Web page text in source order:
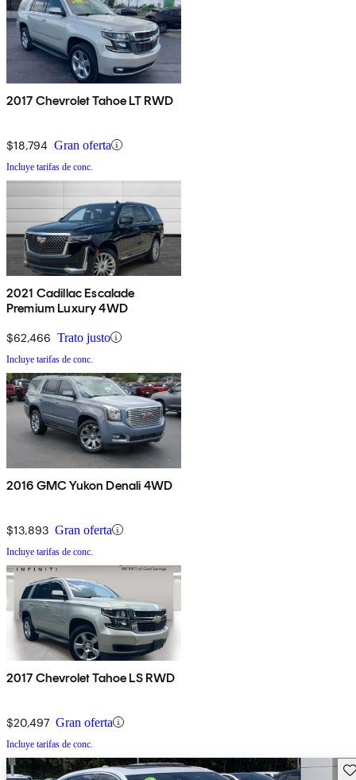
2017 Chevrolet Tahoe LT RWD
$18,794 Gran oferta
Incluye tarifas de conc.
2021 Cadillac Escalade
Premium Luxury 4WD
$62,466 Trato justo
Incluye tarifas de conc.
2016 GMC Yukon Denali 4WD
$13,893 Gran oferta
Incluye tarifas de conc.
2017 Chevrolet Tahoe LS RWD
$20,497 Gran oferta
Incluye tarifas de conc.